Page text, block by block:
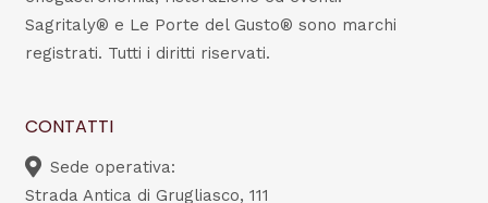
Sagritaly® e Le Porte del Gusto® sono marchi
registrati. Tutti i diritti riservati.
CONTATTI
Sede operativa:
Strada Antica di Grugliasco, 111